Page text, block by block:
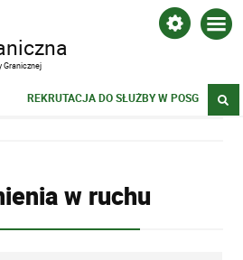
Granicznej
REKRUTACJA DO SŁUŻBY W POSG
w ruchu